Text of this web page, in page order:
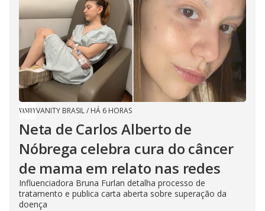
VANITY BRASIL/ HÁ 6 HORAS
Neta de Carlos Alberto de
Nóbrega celebra cura do câncer
de mama em relato nas redes
Influenciadora Bruna Furlan detalha processo de
tratamento e publica carta aberta sobre superação da
doença